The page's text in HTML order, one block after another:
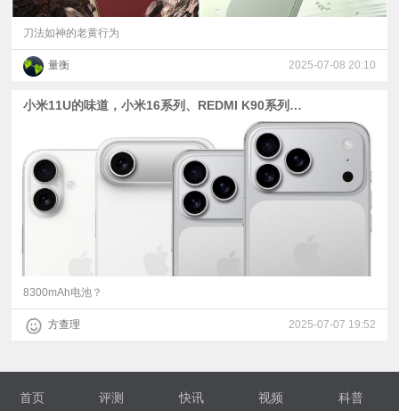
刀法如神的老黄行为
量衡 2025-07-08 20:10
小米11U的味道，小米16系列、REDMI K90系列爆料 | 8300mAh电池？荣耀X70真机曝光
8300mAh电池？
方查理 2025-07-07 19:52
首页 评测 快讯 视频 科普